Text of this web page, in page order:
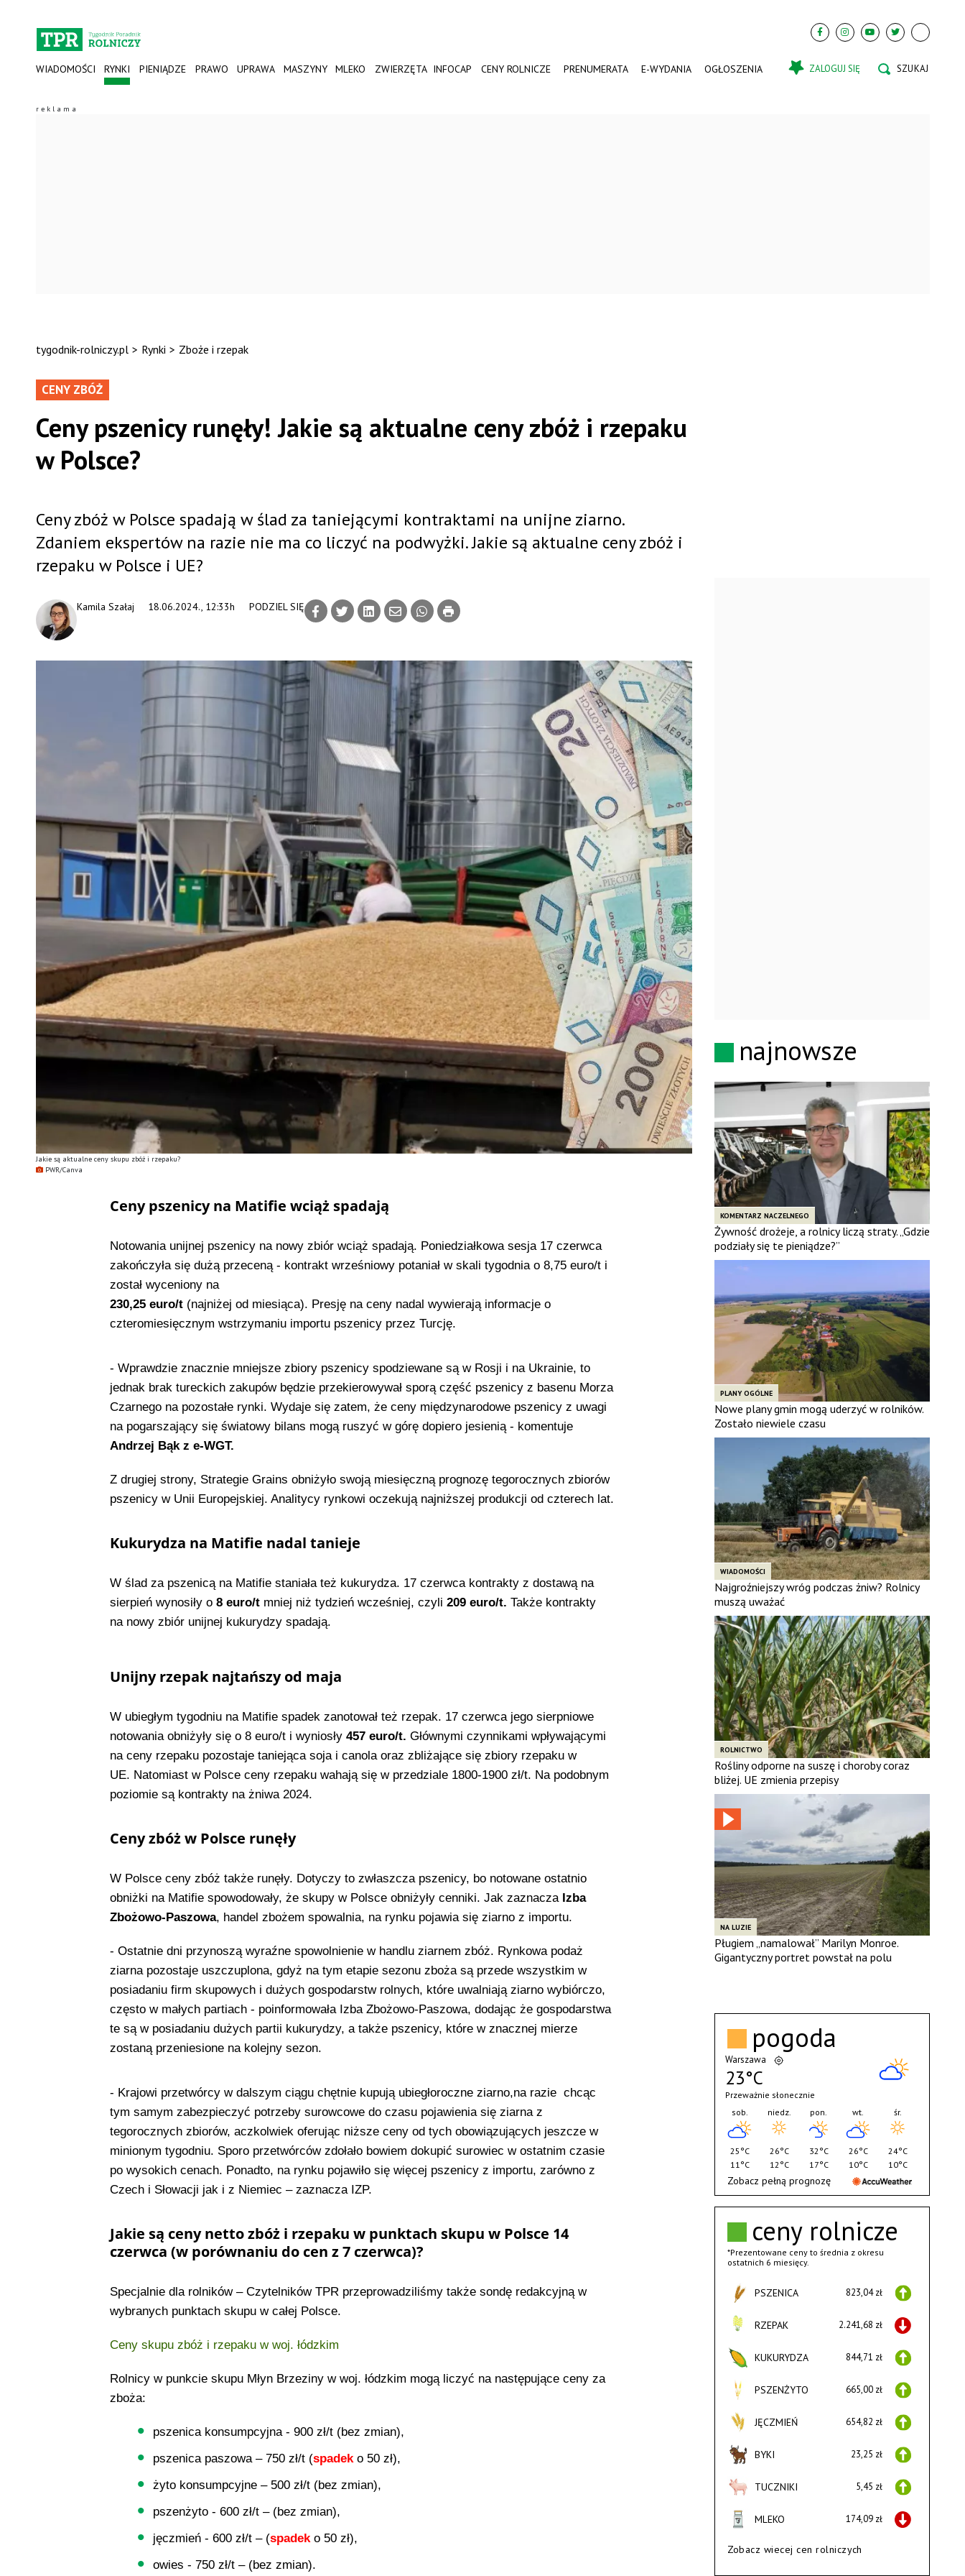
WIADOMOŚCI RYNKI PIENIĄDZE PRAWO UPRAWA MASZYNY MLEKO ZWIERZĘTA INFOCAP CENY ROLNICZE PRENUMERATA E-WYDANIA OGŁOSZENIA ZALOGUJ SIĘ
tygodnik-rolniczy.pl > Rynki > Zboże i rzepak
Jakie są aktualne ceny skupu zbóż i rzepaku?
PWR/Canva
CENY ZBÓŻ
Ceny pszenicy runęły! Jakie są aktualne ceny zbóż i rzepaku
w Polsce?
18.06.2024., 12:33h
Kamila Szałaj PODZIEL SIĘ
Ceny zbóż w Polsce spadają w ślad za taniejącymi kontraktami na unijne ziarno.
Zdaniem ekspertów na razie nie ma co liczyć na podwyżki. Jakie są aktualne ceny zbóż i
rzepaku w Polsce i UE?
Ceny pszenicy na Matifie wciąż spadają
Notowania unijnej pszenicy na nowy zbiór wciąż spadają. Poniedziałkowa sesja 17 czerwca
zakończyła się dużą przeceną - kontrakt wrześniowy potaniał w skali tygodnia o 8,75 euro/t i
został wyceniony na
230,25 euro/t (najniżej od miesiąca). Presję na ceny nadal wywierają informacje o
czteromiesięcznym wstrzymaniu importu pszenicy przez Turcję.
- Wprawdzie znacznie mniejsze zbiory pszenicy spodziewane są w Rosji i na Ukrainie, to
jednak brak tureckich zakupów będzie przekierowywał sporą część pszenicy z basenu Morza
Czarnego na pozostałe rynki. Wydaje się zatem, że ceny międzynarodowe pszenicy z uwagi
na pogarszający się światowy bilans mogą ruszyć w górę dopiero jesienią - komentuje
Andrzej Bąk z e-WGT.
Z drugiej strony, Strategie Grains obniżyło swoją miesięczną prognozę tegorocznych zbiorów
pszenicy w Unii Europejskiej. Analitycy rynkowi oczekują najniższej produkcji od czterech lat.
Kukurydza na Matifie nadal tanieje
W ślad za pszenicą na Matifie staniała też kukurydza. 17 czerwca kontrakty z dostawą na
sierpień wynosiły o 8 euro/t mniej niż tydzień wcześniej, czyli 209 euro/t. Także kontrakty
na nowy zbiór unijnej kukurydzy spadają.
Unijny rzepak najtańszy od maja
W ubiegłym tygodniu na Matifie spadek zanotował też rzepak. 17 czerwca jego sierpniowe
notowania obniżyły się o 8 euro/t i wyniosły 457 euro/t. Głównymi czynnikami wpływającymi
na ceny rzepaku pozostaje taniejąca soja i canola oraz zbliżające się zbiory rzepaku w
UE. Natomiast w Polsce ceny rzepaku wahają się w przedziale 1800-1900 zł/t. Na podobnym
poziomie są kontrakty na żniwa 2024.
Ceny zbóż w Polsce runęły
W Polsce ceny zbóż także runęły. Dotyczy to zwłaszcza pszenicy, bo notowane ostatnio
obniżki na Matifie spowodowały, że skupy w Polsce obniżyły cenniki. Jak zaznacza Izba
Zbożowo-Paszowa, handel zbożem spowalnia, na rynku pojawia się ziarno z importu.
- Ostatnie dni przynoszą wyraźne spowolnienie w handlu ziarnem zbóż. Rynkowa podaż
ziarna pozostaje uszczuplona, gdyż na tym etapie sezonu zboża są przede wszystkim w
posiadaniu firm skupowych i dużych gospodarstw rolnych, które uwalniają ziarno wybiórczo,
często w małych partiach - poinformowała Izba Zbożowo-Paszowa, dodając że gospodarstwa
te są w posiadaniu dużych partii kukurydzy, a także pszenicy, które w znacznej mierze
zostaną przeniesione na kolejny sezon.
- Krajowi przetwórcy w dalszym ciągu chętnie kupują ubiegłoroczne ziarno,na razie chcąc
tym samym zabezpieczyć potrzeby surowcowe do czasu pojawienia się ziarna z
tegorocznych zbiorów, aczkolwiek oferując niższe ceny od tych obowiązujących jeszcze w
minionym tygodniu. Sporo przetwórców zdołało bowiem dokupić surowiec w ostatnim czasie
po wysokich cenach. Ponadto, na rynku pojawiło się więcej pszenicy z importu, zarówno z
Czech i Słowacji jak i z Niemiec – zaznacza IZP.
Jakie są ceny netto zbóż i rzepaku w punktach skupu w Polsce 14
czerwca (w porównaniu do cen z 7 czerwca)?
Specjalnie dla rolników – Czytelników TPR przeprowadziliśmy także sondę redakcyjną w
wybranych punktach skupu w całej Polsce.
Ceny skupu zbóż i rzepaku w woj. łódzkim
Rolnicy w punkcie skupu Młyn Brzeziny w woj. łódzkim mogą liczyć na następujące ceny za
zboża:
pszenica konsumpcyjna - 900 zł/t (bez zmian),
pszenica paszowa – 750 zł/t (spadek o 50 zł),
żyto konsumpcyjne – 500 zł/t (bez zmian),
pszenżyto - 600 zł/t – (bez zmian),
jęczmień - 600 zł/t – (spadek o 50 zł),
owies - 750 zł/t – (bez zmian).
najnowsze
KOMENTARZ NACZELNEGO
Żywność drożeje, a rolnicy liczą straty. „Gdzie
podziały się te pieniądze?”
PLANY OGÓLNE
Nowe plany gmin mogą uderzyć w rolników.
Zostało niewiele czasu
WIADOMOŚCI
Najgroźniejszy wróg podczas żniw? Rolnicy
muszą uważać
ROLNICTWO
Rośliny odporne na suszę i choroby coraz
bliżej. UE zmienia przepisy
NA LUZIE
Pługiem „namalował” Marilyn Monroe.
Gigantyczny portret powstał na polu
ceny rolnicze
*Prezentowane ceny to średnia z okresu
ostatnich 6 miesięcy.
PSZENICA 823,04 zł
RZEPAK 2.241,68 zł
KUKURYDZA 844,71 zł
PSZENŻYTO 665,00 zł
JĘCZMIEŃ 654,82 zł
BYKI 23,25 zł
TUCZNIKI 5,45 zł
MLEKO 174,09 zł
Zobacz wiecej cen rolniczych
pogoda
Warszawa
23°C
Przeważnie słonecznie
sob.
25°C
11°C
niedz.
26°C
12°C
pon.
32°C
17°C
wt.
26°C
10°C
śr.
24°C
10°C
Zobacz pełną prognozę